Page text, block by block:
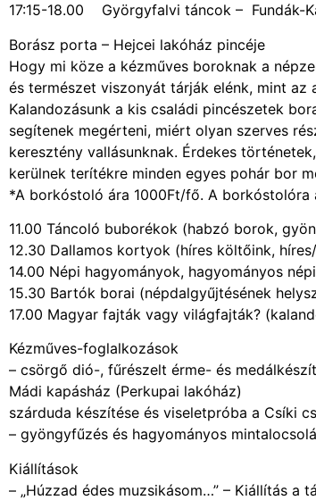
17:15-18.00 Györgyfalvi táncok – Fundák-
Borász porta – Hejcei lakóház pincéje
Hogy mi köze a kézműves boroknak a
és természet viszonyát tárják elénk, mint
Kalandozásunk a kis családi pincészetek
segítenek megérteni, miért olyan szerves
keresztény vallásunknak. Érdekes
kerülnek terítékre minden egyes pohár bor
*A borkóstoló ára 1000Ft/fő. A
11.00 Táncoló buborékok (habzó borok,
12.30 Dallamos kortyok (híres költőink,
14.00 Népi hagyományok, hagyományos
15.30 Bartók borai (népdalgyűjtésének
17.00 Magyar fajták vagy világfajták?
Kézműves-foglalkozások
– csörgő dió-, fűrészelt érme- és
Mádi kapásház (Perkupai lakóház)
szárduda készítése és viseletpróba a Csíki
– gyöngyfűzés és hagyományos
Kiállítások
– „Húzzad édes muzsikásom…” – Kiállítás